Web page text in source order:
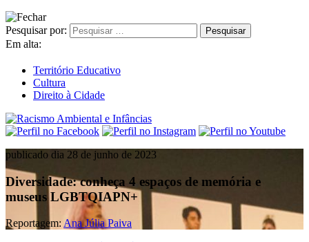
Pesquisar por:
Em alta:
Território Educativo
Cultura
Direito à Cidade
publicado dia 28 de junho de 2023
Diversidade: conheça 4 espaços de memória e
museus LGBTQIAPN+
Reportagem: Ana Júlia Paiva